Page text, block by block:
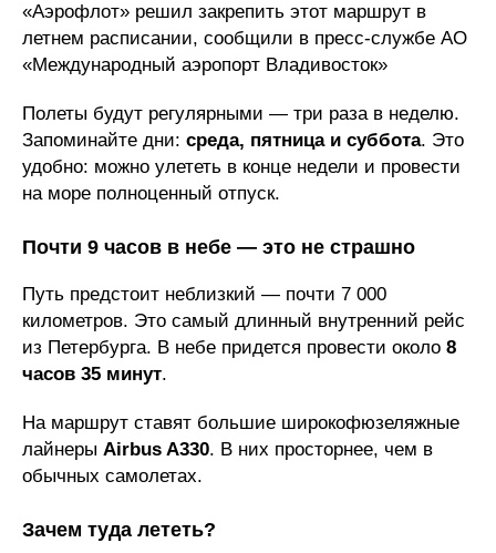
«Аэрофлот» решил закрепить этот маршрут в
летнем расписании, сообщили в пресс-службе АО
«Международный аэропорт Владивосток»
Полеты будут регулярными — три раза в неделю.
Запоминайте дни: среда, пятница и суббота. Это
удобно: можно улететь в конце недели и провести
на море полноценный отпуск.
Почти 9 часов в небе — это не страшно
Путь предстоит неблизкий — почти 7 000
километров. Это самый длинный внутренний рейс
из Петербурга. В небе придется провести около 8
часов 35 минут.
На маршрут ставят большие широкофюзеляжные
лайнеры Airbus A330. В них просторнее, чем в
обычных самолетах.
Зачем туда лететь?